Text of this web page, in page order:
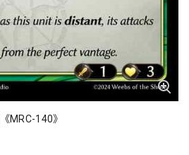
MRC-140》